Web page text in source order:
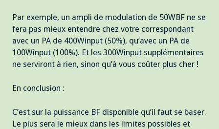
Par exemple, un ampli de modulation de 50WBF ne se
fera pas mieux entendre chez votre correspondant
avec un PA de 400Winput (50%), qu’avec un PA de
100Winput (100%). Et les 300Winput supplémentaires
ne serviront à rien, sinon qu’à vous coûter plus cher !
En conclusion :
C’est sur la puissance BF disponible qu’il faut se baser.
Le plus sera le mieux dans les limites possibles et